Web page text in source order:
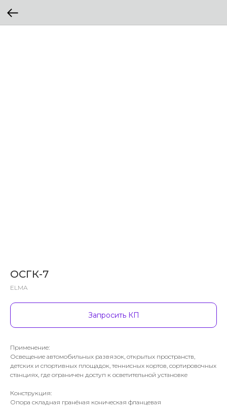
ОСГК-7
ELMA
Запросить КП
Применение:
Освещение автомобильных развязок, открытых пространств,
детских и спортивных площадок, теннисных кортов, сортировочных
станциях, где ограничен доступ к осветительной установке
Конструкция:
Опора складная гранёная коническая фланцевая